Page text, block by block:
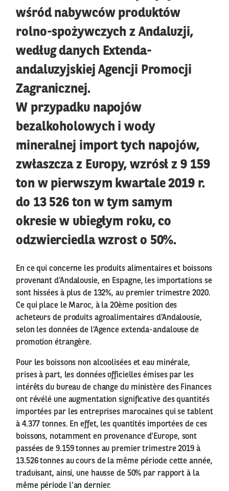
wśród nabywców produktów
rolno-spożywczych z Andaluzji,
według danych Extenda-
andaluzyjskiej Agencji Promocji
Zagranicznej.
W przypadku napojów
bezalkoholowych i wody
mineralnej import tych napojów,
zwłaszcza z Europy, wzrósł z 9 159
ton w pierwszym kwartale 2019 r.
do 13 526 ton w tym samym
okresie w ubiegłym roku, co
odzwierciedla wzrost o 50%.
En ce qui concerne les produits alimentaires et boissons
provenant d’Andalousie, en Espagne, les importations se
sont hissées à plus de 132%, au premier trimestre 2020.
Ce qui place le Maroc, à la 20ème position des
acheteurs de produits agroalimentaires d’Andalousie,
selon les données de l’Agence extenda-andalouse de
promotion étrangère.
Pour les boissons non alcoolisées et eau minérale,
prises à part, les données officielles émises par les
intérêts du bureau de change du ministère des Finances
ont révélé une augmentation significative des quantités
importées par les entreprises marocaines qui se tablent
à 4.377 tonnes. En effet, les quantités importées de ces
boissons, notamment en provenance d’Europe, sont
passées de 9.159 tonnes au premier trimestre 2019 à
13.526 tonnes au cours de la même période cette année,
traduisant, ainsi, une hausse de 50% par rapport à la
même période l’an dernier.